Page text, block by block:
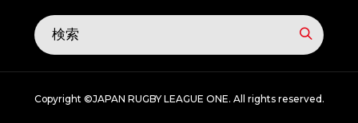
Copyright ©JAPAN RUGBY LEAGUE ONE. All rights reserved.